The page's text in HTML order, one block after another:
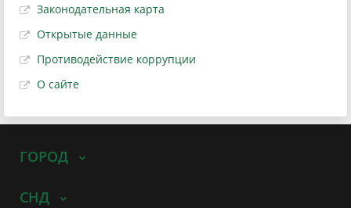
Законодательная карта
Открытые данные
Противодействие коррупции
О сайте
ГОРОД
СНД